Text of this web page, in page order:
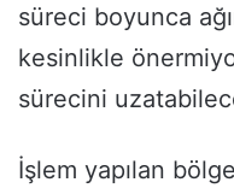
süreci boyunca
kesinlikle
sürecini
İşlem yapılan